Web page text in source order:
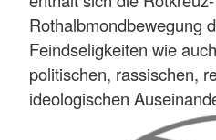
Rothalbmondbewegung
Feindseligkeiten wie
politischen, rassischen,
ideologischen